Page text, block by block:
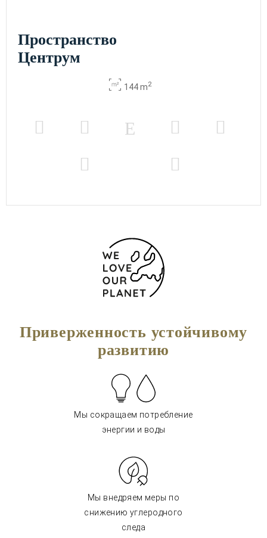
Пространство
Центрум
144 m2
Приверженность устойчивому
развитию
Мы сокращаем потребление
энергии и воды
Мы внедряем меры по
снижению углеродного
следа